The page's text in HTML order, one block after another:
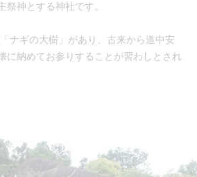
祭神とする神社です。
ナギの大樹」があり、古来から道中安
に納めてお参りすることが習わしとされ